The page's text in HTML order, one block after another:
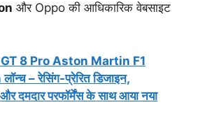
और Oppo की आधिकारिक वेबसाइट
8 Pro Aston Martin F1
– रेसिंग-प्रेरित डिजाइन,
दमदार परफॉर्मेंस के साथ आया नया